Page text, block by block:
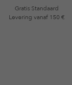
Gratis Standaard
Levering vanaf 150 €